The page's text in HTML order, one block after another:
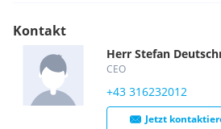
Kontakt
Herr Stefan
CEO
+43 316232012
Jetzt